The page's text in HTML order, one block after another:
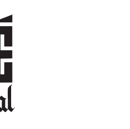
ENTRETENIMIENTO
Santo Domingo (UASD).
y no todas las noticias